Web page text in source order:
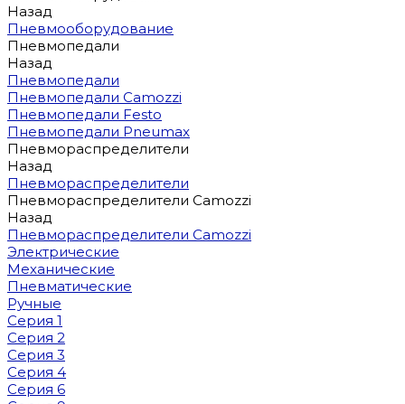
Назад
Пневмооборудование
Пневмопедали
Назад
Пневмопедали
Пневмопедали Camozzi
Пневмопедали Festo
Пневмопедали Pneumax
Пневмораспределители
Назад
Пневмораспределители
Пневмораспределители Camozzi
Назад
Пневмораспределители Camozzi
Электрические
Механические
Пневматические
Ручные
Серия 1
Серия 2
Серия 3
Серия 4
Серия 6